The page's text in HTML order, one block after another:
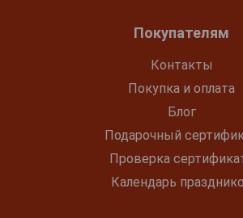
Покупателям
Контакты
Покупка и оплата
Блог
Подарочный
Проверка
Календарь